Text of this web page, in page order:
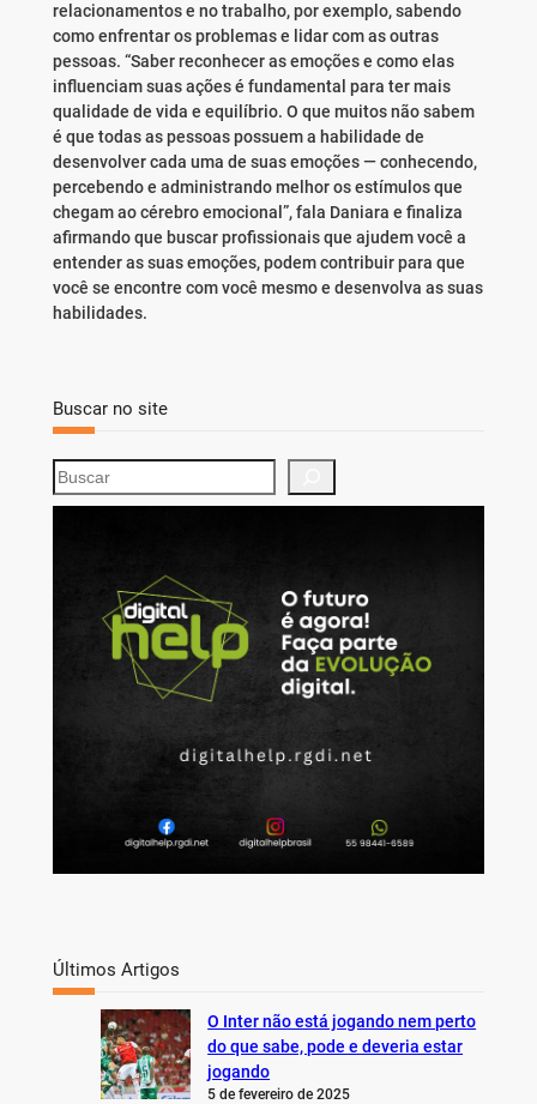
relacionamentos e no trabalho, por exemplo, sabendo
como enfrentar os problemas e lidar com as outras
pessoas. “Saber reconhecer as emoções e como elas
influenciam suas ações é fundamental para ter mais
qualidade de vida e equilíbrio. O que muitos não sabem
é que todas as pessoas possuem a habilidade de
desenvolver cada uma de suas emoções — conhecendo,
percebendo e administrando melhor os estímulos que
chegam ao cérebro emocional”, fala Daniara e finaliza
afirmando que buscar profissionais que ajudem você a
entender as suas emoções, podem contribuir para que
você se encontre com você mesmo e desenvolva as suas
habilidades.
Buscar no site
S
e
Últimos Artigos
O Inter não está jogando nem perto
do que sabe, pode e deveria estar
jogando
5 de fevereiro de 2025